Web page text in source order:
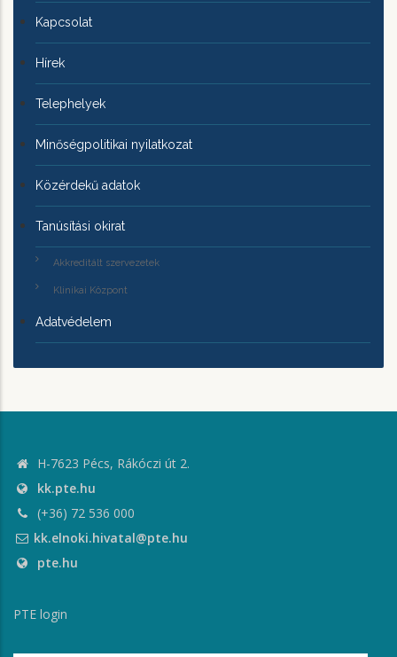
Kapcsolat
Hírek
Telephelyek
Minőségpolitikai nyilatkozat
Közérdekű adatok
Tanúsítási okirat
Akkreditált szervezetek
Klinikai Központ
Adatvédelem
H-7623 Pécs, Rákóczi út 2.
kk.pte.hu
(+36) 72 536 000
kk.elnoki.hivatal@pte.hu
pte.hu
PTE login